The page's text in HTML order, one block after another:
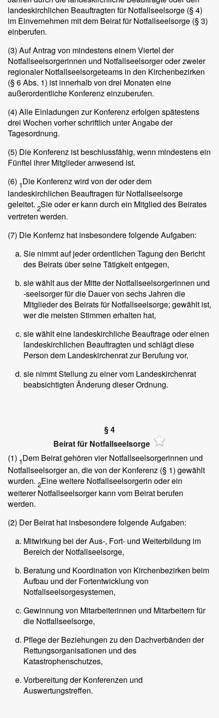
landeskirchlichen Beauftragten für Notfallseelsorge (§ 4)
im Einvernehmen mit dem Beirat für Notfallseelsorge (§ 3)
einberufen.
(3) Auf Antrag von mindestens einem Viertel der
Notfallseelsorgerinnen und Notfallseelsorger oder zweier
regionaler Notfallseelsorgeteams in den Kirchenbezirken
(§ 6 Abs. 1) ist innerhalb von drei Monaten eine
außerordentliche Konferenz einzuberufen.
(4) Alle Einladungen zur Konferenz erfolgen spätestens
drei Wochen vorher schriftlich unter Angabe der
Tagesordnung.
(5) Die Konferenz ist beschlussfähig, wenn mindestens ein
Fünftel ihrer Mitglieder anwesend ist.
(6) 1Die Konferenz wird von der oder dem
landeskirchlichen Beauftragen für Notfallseelsorge
geleitet. 2Sie oder er kann durch ein Mitglied des Beirates
vertreten werden.
(7) Die Konfernz hat insbesondere folgende Aufgaben:
Sie nimmt auf jeder ordentlichen Tagung den Bericht
des Beirats über seine Tätigkeit entgegen,
sie wählt aus der Mitte der Notfallseelsorgerinnen und
-seelsorger für die Dauer von sechs Jahren die
Mitglieder des Beirats für Notfallseelsorge; gewählt ist,
wer die meisten Stimmen erhalten hat,
sie wählt eine landeskirchliche Beauftrage oder einen
landeskirchlichen Beauftragten und schlägt diese
Person dem Landeskirchenrat zur Berufung vor,
sie nimmt Stellung zu einer vom Landeskirchenrat
beabsichtigten Änderung dieser Ordnung.
§ 4
Beirat für Notfallseelsorge
(1) 1Dem Beirat gehören vier Notfallseelsorgerinnen und
Notfallseelsorger an, die von der Konferenz (§ 1) gewählt
wurden. 2Eine weitere Notfallseelsorgerin oder ein
weiterer Notfallseelsorger kann vom Beirat berufen
werden.
(2) Der Beirat hat insbesondere folgende Aufgaben:
Mitwirkung bei der Aus-, Fort- und Weiterbildung im
Bereich der Notfallseelsorge,
Beratung und Koordination von Kirchenbezirken beim
Aufbau und der Fortentwicklung von
Notfallseelsorgesystemen,
Gewinnung von Mitarbeiterinnen und Mitarbeitern für
die Notfallseelsorge,
Pflege der Beziehungen zu den Dachverbänden der
Rettungsorganisationen und des
Katastrophenschutzes,
Vorbereitung der Konferenzen und
Auswertungstreffen.